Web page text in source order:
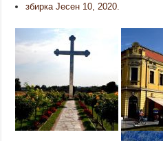
збирка Јесен 10, 2020.